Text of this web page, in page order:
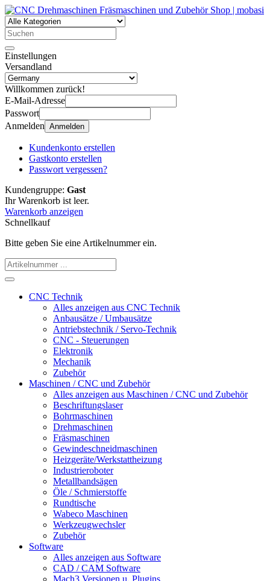
Einstellungen
Versandland
Willkommen zurück!
E-Mail-Adresse
Passwort
Anmelden Anmelden
Kundenkonto erstellen
Gastkonto erstellen
Passwort vergessen?
Kundengruppe: Gast
Ihr Warenkorb ist leer.
Warenkorb anzeigen
Schnellkauf
Bitte geben Sie eine Artikelnummer ein.
CNC Technik
Alles anzeigen aus CNC Technik
Anbausätze / Umbausätze
Antriebstechnik / Servo-Technik
CNC - Steuerungen
Elektronik
Mechanik
Zubehör
Maschinen / CNC und Zubehör
Alles anzeigen aus Maschinen / CNC und Zubehör
Beschriftungslaser
Bohrmaschinen
Drehmaschinen
Fräsmaschinen
Gewindeschneidmaschinen
Heizgeräte/Werkstattheizung
Industrieroboter
Metallbandsägen
Öle / Schmierstoffe
Rundtische
Wabeco Maschinen
Werkzeugwechsler
Zubehör
Software
Alles anzeigen aus Software
CAD / CAM Software
Mach3 Versionen u. Plugins